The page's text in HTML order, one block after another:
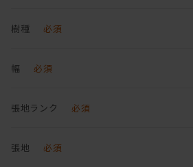
樹種 必須
幅 必須
張地ランク 必須
張地 必須